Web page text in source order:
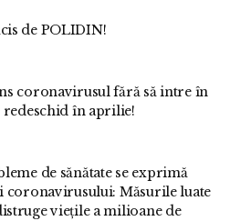
de POLIDIN!
coronavirusul fără să intre în
redeschid în aprilie!
de sănătate se exprimă
Măsurile luate
viețile a milioane de